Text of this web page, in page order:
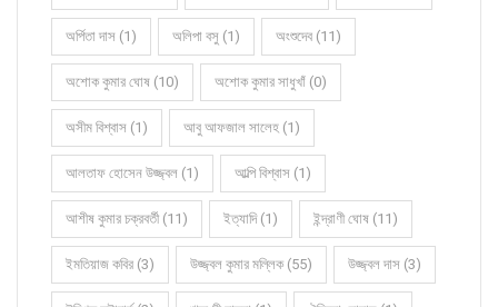
অর্পিতা দাস (1) অলিপা বসু (1) অংশুদেব (11)
অশোক কুমার ঘোষ (10) অশোক কুমার সাধুখাঁ (0)
অসীম বিশ্বাস (1) আবু আফজাল সালেহ (1)
আলতাফ হোসেন উজ্জ্বল (1) আল্পি বিশ্বাস (1)
আশীষ কুমার চক্রবর্তী (11) ইত্যাদি (1) ইন্দ্রাণী ঘোষ (11)
ইমতিয়াজ কবির (3) উজ্জ্বল কুমার মল্লিক (55) উজ্জ্বল দাস (3)